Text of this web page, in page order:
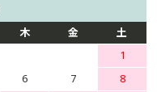
木 金
土
1
6 7
8